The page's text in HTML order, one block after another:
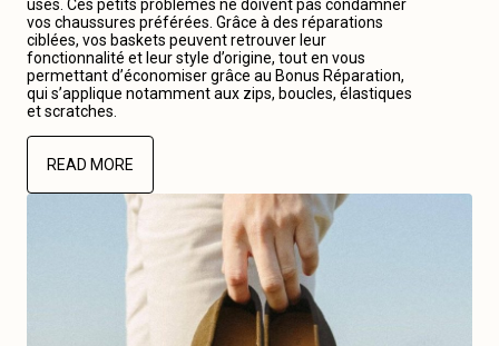
usés. Ces petits problèmes ne doivent pas condamner
vos chaussures préférées. Grâce à des réparations
ciblées, vos baskets peuvent retrouver leur
fonctionnalité et leur style d’origine, tout en vous
permettant d’économiser grâce au Bonus Réparation,
qui s’applique notamment aux zips, boucles, élastiques
et scratches.
READ MORE